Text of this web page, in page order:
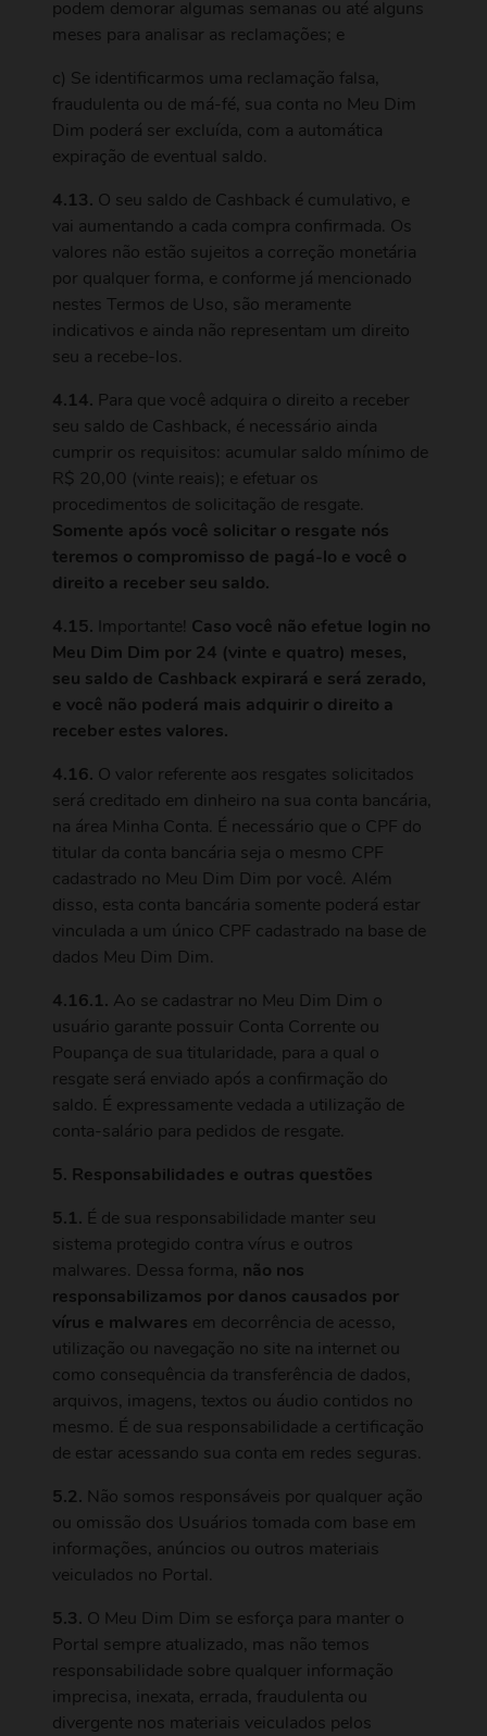
podem demorar algumas semanas ou até alguns
meses para analisar as reclamações; e
c) Se identificarmos uma reclamação falsa,
fraudulenta ou de má-fé, sua conta no Meu Dim
Dim poderá ser excluída, com a automática
expiração de eventual saldo.
4.13. O seu saldo de Cashback é cumulativo, e
vai aumentando a cada compra confirmada. Os
valores não estão sujeitos a correção monetária
por qualquer forma, e conforme já mencionado
nestes Termos de Uso, são meramente
indicativos e ainda não representam um direito
seu a recebe-los.
4.14. Para que você adquira o direito a receber
seu saldo de Cashback, é necessário ainda
cumprir os requisitos: acumular saldo mínimo de
R$ 20,00 (vinte reais); e efetuar os
procedimentos de solicitação de resgate.
Somente após você solicitar o resgate nós
teremos o compromisso de pagá-lo e você o
direito a receber seu saldo.
4.15. Importante! Caso você não efetue login no
Meu Dim Dim por 24 (vinte e quatro) meses,
seu saldo de Cashback expirará e será zerado,
e você não poderá mais adquirir o direito a
receber estes valores.
4.16. O valor referente aos resgates solicitados
será creditado em dinheiro na sua conta bancária,
na área Minha Conta. É necessário que o CPF do
titular da conta bancária seja o mesmo CPF
cadastrado no Meu Dim Dim por você. Além
disso, esta conta bancária somente poderá estar
vinculada a um único CPF cadastrado na base de
dados Meu Dim Dim.
4.16.1. Ao se cadastrar no Meu Dim Dim o
usuário garante possuir Conta Corrente ou
Poupança de sua titularidade, para a qual o
resgate será enviado após a confirmação do
saldo. É expressamente vedada a utilização de
conta-salário para pedidos de resgate.
5. Responsabilidades e outras questões
5.1. É de sua responsabilidade manter seu
sistema protegido contra vírus e outros
malwares. Dessa forma, não nos
responsabilizamos por danos causados por
vírus e malwares em decorrência de acesso,
utilização ou navegação no site na internet ou
como consequência da transferência de dados,
arquivos, imagens, textos ou áudio contidos no
mesmo. É de sua responsabilidade a certificação
de estar acessando sua conta em redes seguras.
5.2. Não somos responsáveis por qualquer ação
ou omissão dos Usuários tomada com base em
informações, anúncios ou outros materiais
veiculados no Portal.
5.3. O Meu Dim Dim se esforça para manter o
Portal sempre atualizado, mas não temos
responsabilidade sobre qualquer informação
imprecisa, inexata, errada, fraudulenta ou
divergente nos materiais veiculados pelos